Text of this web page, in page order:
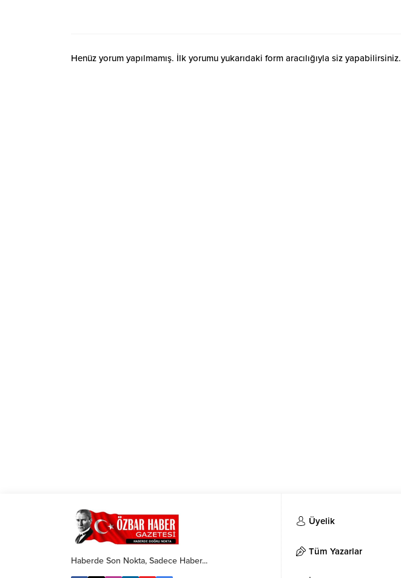
Henüz yorum yapılmamış. İlk yorumu yukarıdaki form aracılığıyla siz yapabilirsiniz.
Haberde Son Nokta, Sadece Haber...
Üyelik
Tüm Yazarlar